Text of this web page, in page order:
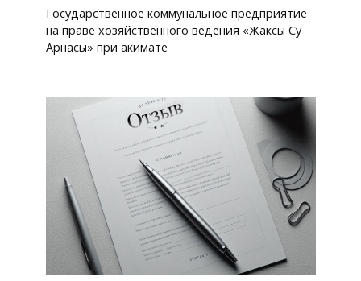
Государственное коммунальное предприятие
на праве хозяйственного ведения «Жаксы Су
Арнасы» при акимате